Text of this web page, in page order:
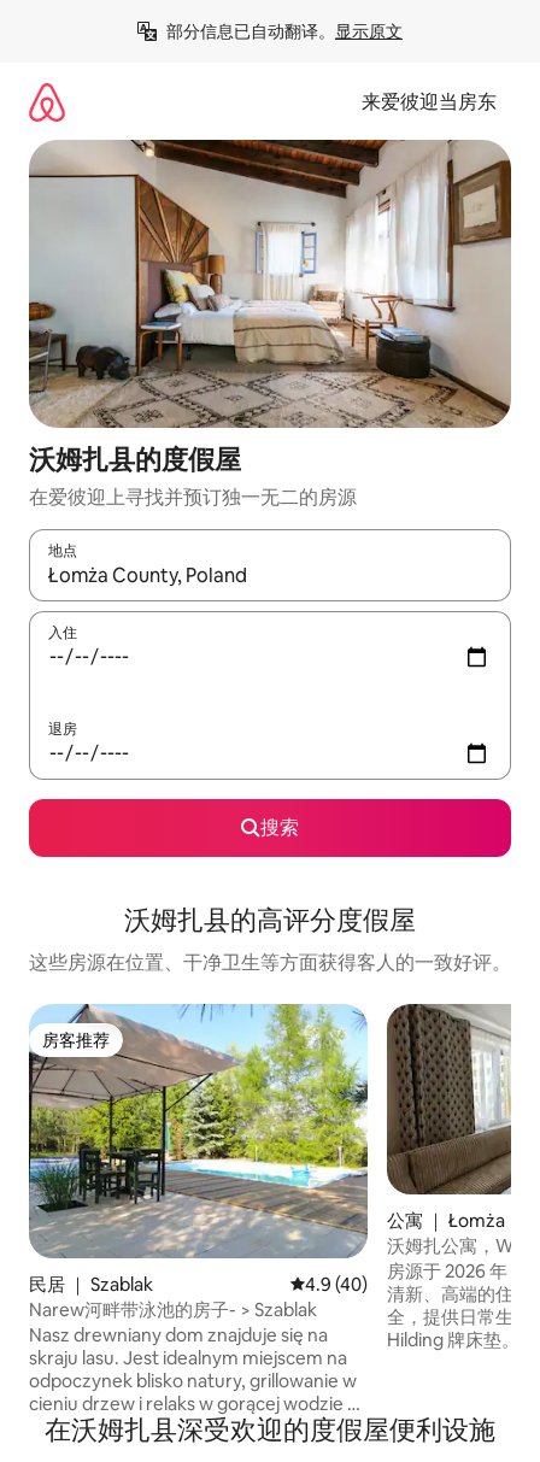
部分信息已自动翻译。 显示原文
来爱彼迎当房东
沃姆扎县的度假屋
在爱彼迎上寻找并预订独一无二的房源
地点
如有搜索结果，请使用上下方向键查看，或通过点击或滑动手势
入住
退房
搜索
沃姆扎县的高评分度假屋
这些房源在位置、干净卫生等方面获得客人的一致好评。
房客推荐
房客推荐
民居 ｜ Szablak 平均评分 4.9 分（满分 5 分）
4.9 (40)
Narew河畔带泳池的房子- > Szablak
Nasz drewniany dom znajduje się na
skraju lasu. Jest idealnym miejscem na
odpoczynek blisko natury, grillowanie w
cieniu drzew i relaks w gorącej wodzie w
6 os. balii z jacuzzi i hydromasażem.
Wieczorem obowiązkowo sauna i kąpiel
公寓 ｜ Łomża
沃姆扎公寓，
房源于 2026 年 4
清新、高端的住宿
全，提供日常生活
Hilding 牌床垫。
商店、WORDA、
在沃姆扎县深受欢迎的度假屋便利设施